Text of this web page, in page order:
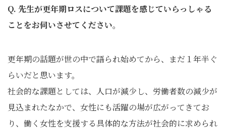
Q. 先生が更年期ロスについて課題を感じていらっしゃる
ことをお伺いさせてください。
更年期の話題が世の中で語られ始めてから、まだ１年半ぐ
らいだと思います。
社会的な課題としては、人口が減少し、労働者数の減少が
見込まれたなかで、女性にも活躍の場が広がってきてお
り、働く女性を支援する具体的な方法が社会的に求められ